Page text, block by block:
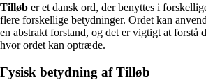
Tilløb er et dansk ord, der benyttes i
flere forskellige betydninger. Ordet kan
en abstrakt forstand, og det er vigtigt at forstå
hvor ordet kan optræde.
Fysisk betydning af Tilløb